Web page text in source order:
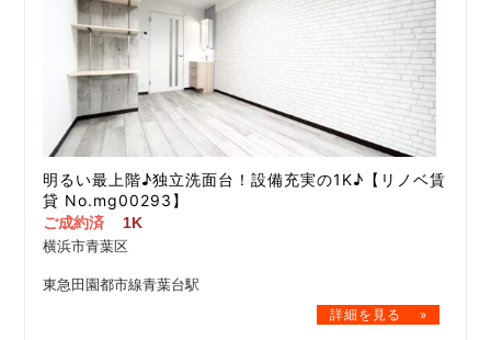
明るい最上階♪独立洗面台！設備充実の1K♪【リノベ賃
貸 No.mg00293】
ご成約済
1K
横浜市青葉区
東急田園都市線青葉台駅